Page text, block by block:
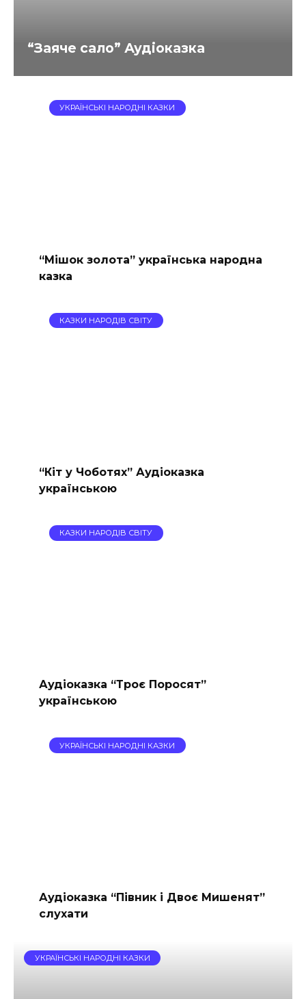
“Заяче сало” Аудіоказка
УКРАЇНСЬКІ НАРОДНІ КАЗКИ
“Мішок золота” українська народна
казка
КАЗКИ НАРОДІВ СВІТУ
“Кіт у Чоботях” Аудіоказка
українською
КАЗКИ НАРОДІВ СВІТУ
Аудіоказка “Троє Поросят”
українською
УКРАЇНСЬКІ НАРОДНІ КАЗКИ
Аудіоказка “Півник і Двоє Мишенят”
слухати
УКРАЇНСЬКІ НАРОДНІ КАЗКИ